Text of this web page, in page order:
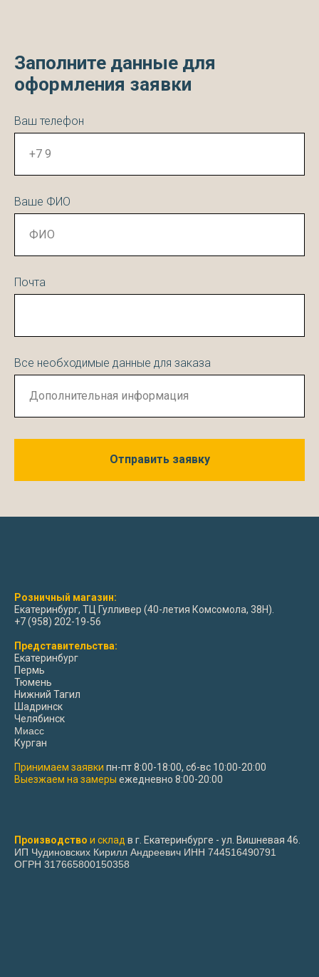
Заполните данные для
оформления заявки
Ваш телефон
Ваше ФИО
Почта
Все необходимые данные для заказа
Отправить заявку
Розничный магазин:
Екатеринбург, ТЦ Гулливер (40-летия Комсомола, 38Н).
+7 (958) 202-19-56
Представительства:
Екатеринбург
Пермь
Тюмень
Нижний Тагил
Шадринск
Челябинск
Миасс
Курган
Принимаем заявки пн-пт 8:00-18:00, сб-вс 10:00-20:00
Выезжаем на замеры ежедневно 8:00-20:00
Производство и склад в г. Екатеринбурге - ул. Вишневая 46.
ИП Чудиновских Кирилл Андреевич ИНН 744516490791
ОГРН 317665800150358